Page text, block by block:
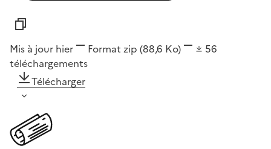
Mis à jour hier Format zip (88,6 Ko)
56
téléchargements
Télécharger